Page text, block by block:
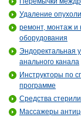
Удаление
ремонт, монтаж и
оборудования
Эндоректальная
анального канала
Инструкторы по
программе
Средства
Массажеры